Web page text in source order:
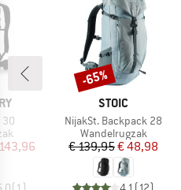
30
prijs
MERK
STOIC
Artikel
NijakSt. Backpack 28
Productgroep
Wandelrugzak
Prijs
€ 139,95Verlaagde prijs
€ 48,98
Korting
-65%